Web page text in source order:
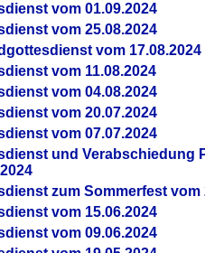
vom 01.09.2024
vom 25.08.2024
vom 17.08.2024
vom 11.08.2024
vom 04.08.2024
vom 20.07.2024
vom 07.07.2024
und Verabschiedung
zum Sommerfest vom
vom 15.06.2024
vom 09.06.2024